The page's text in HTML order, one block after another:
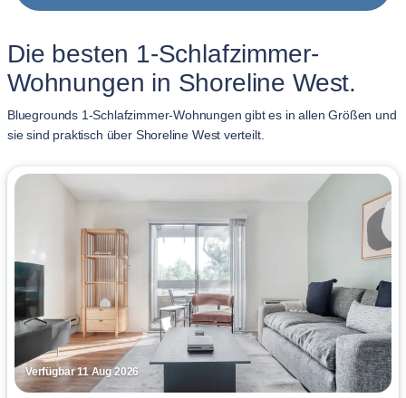
Die besten 1-Schlafzimmer-
Wohnungen in Shoreline West.
Bluegrounds 1-Schlafzimmer-Wohnungen gibt es in allen Größen und
sie sind praktisch über Shoreline West verteilt.
Verfügbar 11 Aug 2026